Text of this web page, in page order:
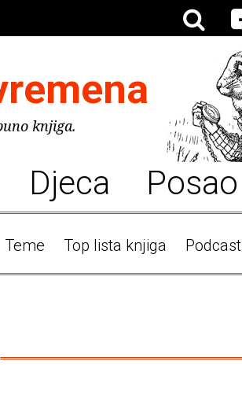
knjiga.
Djeca Posao
Teme Top lista knjiga Podcast